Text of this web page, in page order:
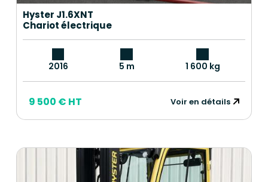
Hyster J1.6XNT
Chariot électrique
2016 5 m 1 600 kg
9 500 € HT Voir en détails